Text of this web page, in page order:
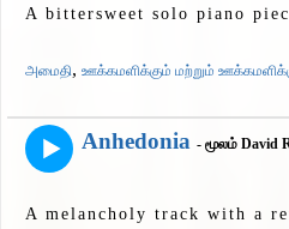
A bittersweet solo piano
அமைதி, ஊக்கமளிக்கும் மற்றும்
Anhedonia - மூலம் David
A melancholy track with a